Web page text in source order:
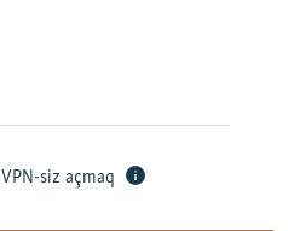
VPN-siz açmaq